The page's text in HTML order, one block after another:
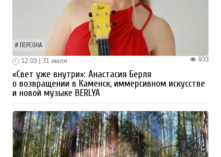
ПЕРСОНА
933
12:03 | 31 июля
«Свет уже внутри»: Анастасия Берля
о возвращении в Каменск, иммерсивном искусстве
и новой музыке BERLYA